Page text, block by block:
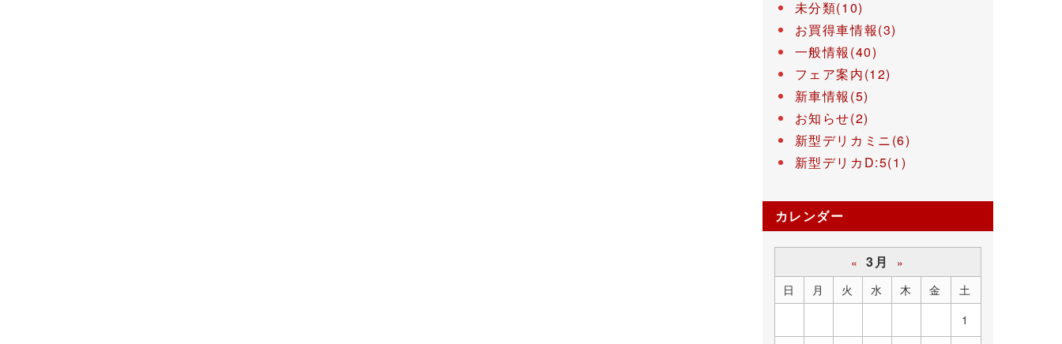
未分類(10)
お買得車情報(3)
一般情報(40)
フェア案内(12)
新車情報(5)
お知らせ(2)
新型デリカミニ(6)
新型デリカD:5(1)
カレンダー
« 3月
»
日
月 火 水 木 金
土
1